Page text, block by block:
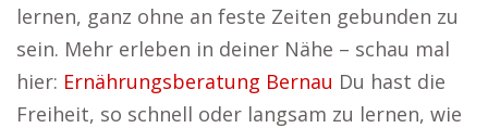
lernen, ganz ohne an feste Zeiten gebunden zu
sein. Mehr erleben in deiner Nähe – schau mal
hier: Ernährungsberatung Bernau Du hast die
Freiheit, so schnell oder langsam zu lernen, wie